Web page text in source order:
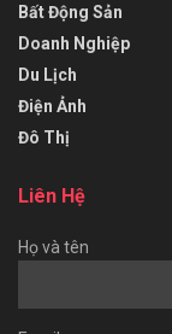
Bất Động Sản
Doanh Nghiệp
Du Lịch
Điện Ảnh
Đô Thị
Liên Hệ
Họ và tên